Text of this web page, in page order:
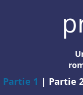
Partie 1 | Partie